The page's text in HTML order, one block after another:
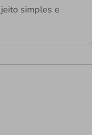
simples e